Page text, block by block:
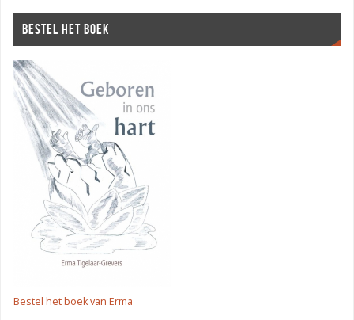
BESTEL HET BOEK
Bestel het boek van Erma